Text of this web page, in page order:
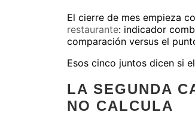
El cierre de mes empieza
restaurante: indicador
comparación versus el
Esos cinco juntos dicen si
LA SEGUNDA
NO CALCULA